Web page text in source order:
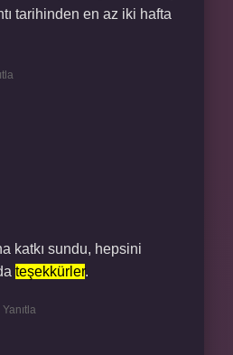
tarihinden en az iki hafta
katkı sundu, hepsini
teşekkürler.
Yanıtla